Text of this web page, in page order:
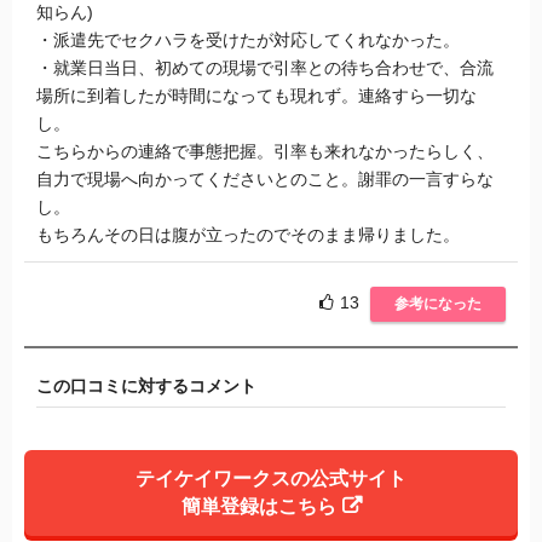
知らん)
・派遣先でセクハラを受けたが対応してくれなかった。
・就業日当日、初めての現場で引率との待ち合わせで、合流
場所に到着したが時間になっても現れず。連絡すら一切な
し。
こちらからの連絡で事態把握。引率も来れなかったらしく、
自力で現場へ向かってくださいとのこと。謝罪の一言すらな
し。
もちろんその日は腹が立ったのでそのまま帰りました。
13 参考になった
この口コミに対するコメント
テイケイワークスの公式サイト
簡単登録はこちら